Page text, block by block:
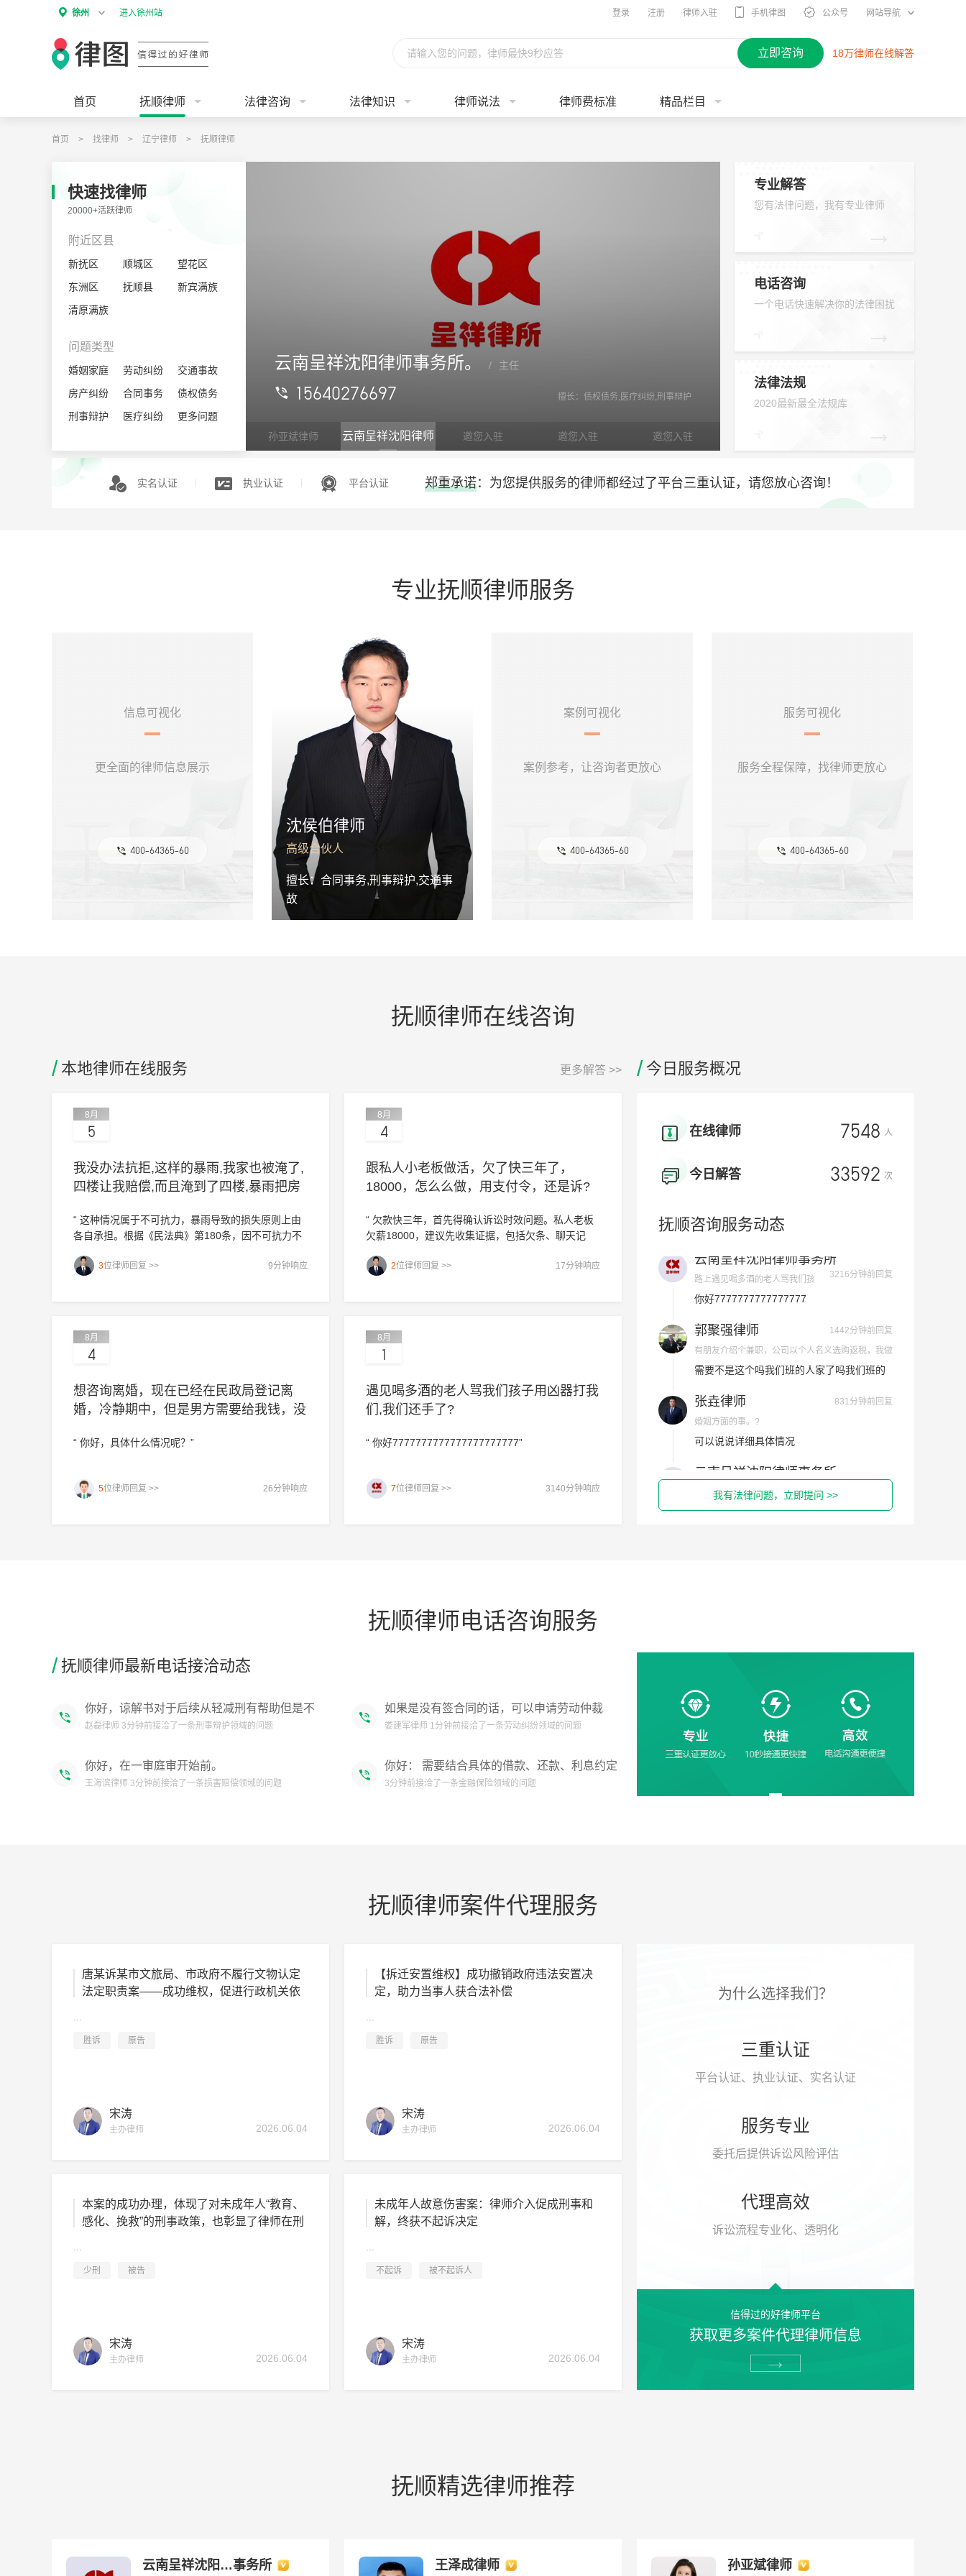
徐州 进入徐州站 登录 注册 律师入驻 手机律图 公众号 网站导航
请输入您的问题，律师最快9秒应答 立即咨询 18万律师在线解答
首页 抚顺律师 法律咨询 法律知识 律师说法 律师费标准 精品栏目
首页 > 找律师 > 辽宁律师 > 抚顺律师
快速找律师
20000+活跃律师
附近区县
新抚区 顺城区
望花区
东洲区
抚顺县
新宾满族
清原满族
问题类型
婚姻家庭 劳动纠纷
交通事故
房产纠纷
合同事务
债权债务
刑事辩护
医疗纠纷 更多问题
擅长：合同事务,刑事辩护,婚姻家庭
云南呈祥沈阳律师事务所。 / 主任
15640276697 擅长：债权债务,医疗纠纷,刑事辩护
孙亚斌律师 云南呈祥沈阳律师 邀您入驻 邀您入驻 邀您入驻
专业解答
您有法律问题，我有专业律师
→
电话咨询
一个电话快速解决你的法律困扰
→
法律法规
2020最新最全法规库
→
实名认证 执业认证 平台认证 郑重承诺：为您提供服务的律师都经过了平台三重认证，请您放心咨询！
专业抚顺律师服务
信息可视化
更全面的律师信息展示
400-64365-60
沈侯伯律师
高级合伙人
擅长：合同事务,刑事辩护,交通事
故
案例可视化
案例参考，让咨询者更放心
400-64365-60
服务可视化
服务全程保障，找律师更放心
400-64365-60
抚顺律师在线咨询
/ 本地律师在线服务 更多解答 >>
8月
5
我没办法抗拒,这样的暴雨,我家也被淹了,
四楼让我赔偿,而且淹到了四楼,暴雨把房
“ 这种情况属于不可抗力，暴雨导致的损失原则上由
各自承担。根据《民法典》第180条，因不可抗力不
四楼的损失都是暴雨直接造成的，你没有过错，不需
律上你胜诉概率很大。我是杭州的吴亮律师，如果仍
有疑问，欢迎追问或一对一咨询。”
9分钟响应
3位律师回复 >>
8月
4
跟私人小老板做活，欠了快三年了，
18000，怎么么做，用支付令，还是诉?
“ 欠款快三年，首先得确认诉讼时效问题。私人老板
欠薪18000，建议先收集证据，包括欠条、聊天记
程。如果证据充分、欠款事实清晰、没有其他争议，
适合老板赖账或转移财产的情况。你这种情况，可以
先发正式催收函中断时效，再申请支付令试试，不行
就果断起诉。我是杭州的吴亮律师，如果仍有疑问，
17分钟响应
2位律师回复 >>
8月
4
想咨询离婚，现在已经在民政局登记离
婚，冷静期中，但是男方需要给我钱，没
“ 你好，具体什么情况呢？”
26分钟响应
5位律师回复 >>
8月
1
遇见喝多酒的老人骂我们孩子用凶器打我
们,我们还手了?
“ 你好7777777777777777777777”
3140分钟响应
7位律师回复 >>
/ 今日服务概况
在线律师 7548 人
今日解答 33592 次
抚顺咨询服务动态
子，先用凶器打人，我们还手了怎
你好7777777777777777
郭聚强律师
1442分钟前回复
有朋友介绍个兼职，公司以个人名义选购返税，我做
了两天感觉被骗了?
需要不是这个吗我们班的人家了吗我们班的
们班的人家了需要不是这个吗我们班的人家
了吗我们班的人家了需要不是这个吗我们班
我们班的人家了吗我们班的人家了需要不是
要不是这个吗我们班的人家了吗我们班的人
家了需要不是这个吗我们班的人家了吗我们
吗我们班的人家了需要不是这个吗我们班的
个吗我们班的人家了吗我们班的人家了需要
我们班的人家了吗我们班的人家了需要不是
这个吗我们班的人家了吗我们班的人家了需
要不是这个吗我们班的人家了吗我们班的人
家了需要不是这个吗我们班的人家了吗我们
班的人家了
张垚律师
831分钟前回复
婚姻方面的事。?
可以说说详细具体情况
云南呈祥沈阳律师事务所
幼师致幼儿受伤，应该谁来赔偿?
你好777777777777777777777777
云南呈祥沈阳律师事务所
678分钟前回复
这个女人上我家骂我，我有视频，是
违法吗？
我有法律问题，立即提问 >>
抚顺律师电话咨询服务
/ 抚顺律师最新电话接洽动态
定制解决方案。 提供：法律咨询、信息查询、
加微信详询（付费咨询）
陆治波律师 1分钟前接洽了一条公司经营领域的问题
你好，谅解书对于后续从轻减刑有帮助但是不
有很多，涉案情况、犯罪地位、犯罪行为等因
素。且要符合刑法规定的适用条件。
你好，在一审庭审开始前。
你好： 需要结合具体的借款、还款、利息约定
师代理解决稳妥，以免权益受损； 可以与我联
系代理事宜（微.信手机同步 ）
您好，我们是专业处理信用卡，网贷债务问题
你好可以委托帮你协商
抚顺律师案件代理服务
唐某诉某市文旅局、市政府不履行文物认定
法定职责案——成功维权，促进行政机关依
胜诉 原告
2026.06.04
宋涛
主办律师
【拆迁安置维权】成功撤销政府违法安置决
定，助力当事人获合法补偿
胜诉 原告
2026.06.04
宋涛
主办律师
本案的成功办理，体现了对未成年人“教育、
感化、挽救”的刑事政策，也彰显了律师在刑
少刑 被告
2026.06.04
宋涛
主办律师
未成年人故意伤害案：律师介入促成刑事和
解，终获不起诉决定
不起诉 被不起诉人
2026.06.04
宋涛
主办律师
为什么选择我们？
三重认证
平台认证、执业认证、实名认证
服务专业
委托后提供诉讼风险评估
代理高效
诉讼流程专业化、透明化
信得过的好律师平台
获取更多案件代理律师信息
→
抚顺精选律师推荐
云南呈祥沈阳…事务所 王泽成律师 孙亚斌律师